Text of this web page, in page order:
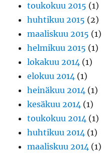
toukokuu 2015 (1)
huhtikuu 2015 (2)
maaliskuu 2015 (1)
helmikuu 2015 (1)
lokakuu 2014 (1)
elokuu 2014 (1)
heinäkuu 2014 (1)
kesäkuu 2014 (1)
toukokuu 2014 (1)
huhtikuu 2014 (1)
maaliskuu 2014 (1)